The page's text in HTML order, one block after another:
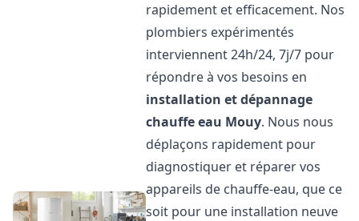
rapidement et efficacement. Nos
plombiers expérimentés
interviennent 24h/24, 7j/7 pour
répondre à vos besoins en
installation et dépannage
chauffe eau Mouy. Nous nous
déplaçons rapidement pour
diagnostiquer et réparer vos
appareils de chauffe-eau, que ce
soit pour une installation neuve